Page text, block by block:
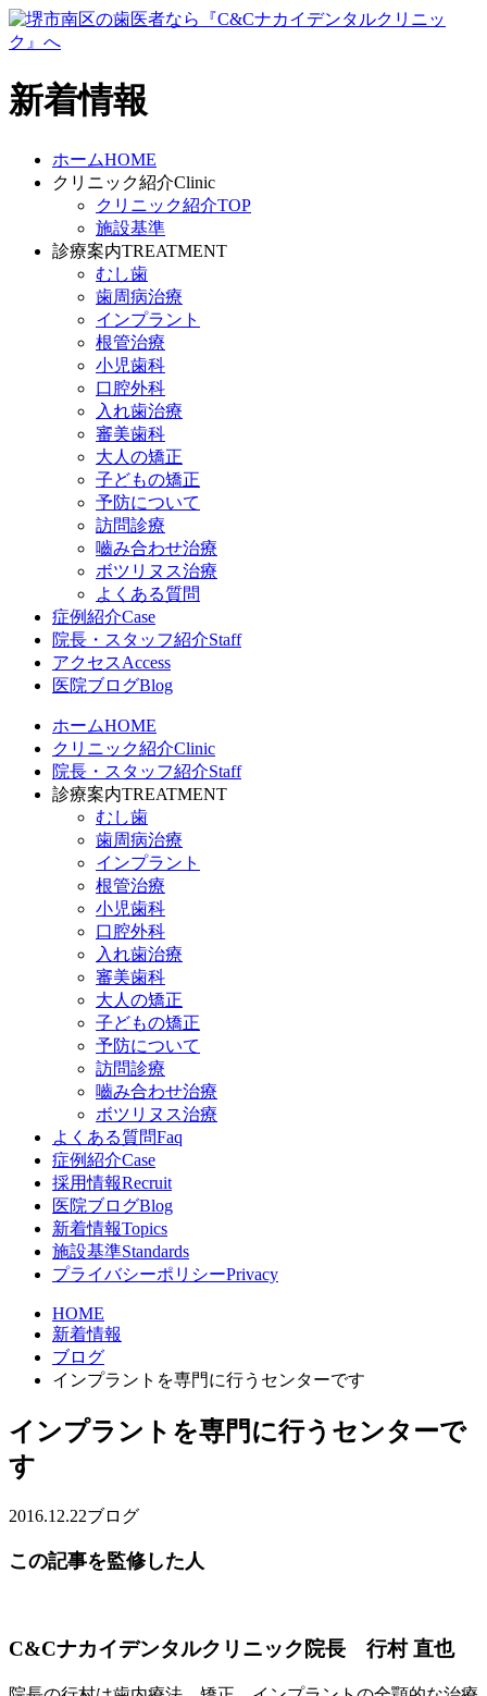
新着情報
ホームHOME
クリニック紹介Clinic
クリニック紹介TOP
施設基準
診療案内TREATMENT
むし歯
歯周病治療
インプラント
根管治療
小児歯科
口腔外科
入れ歯治療
審美歯科
大人の矯正
子どもの矯正
予防について
訪問診療
嚙み合わせ治療
ボツリヌス治療
よくある質問
症例紹介Case
院長・スタッフ紹介Staff
アクセスAccess
医院ブログBlog
ホームHOME
クリニック紹介Clinic
院長・スタッフ紹介Staff
診療案内TREATMENT
むし歯
歯周病治療
インプラント
根管治療
小児歯科
口腔外科
入れ歯治療
審美歯科
大人の矯正
子どもの矯正
予防について
訪問診療
嚙み合わせ治療
ボツリヌス治療
よくある質問Faq
症例紹介Case
採用情報Recruit
医院ブログBlog
新着情報Topics
施設基準Standards
プライバシーポリシーPrivacy
HOME
新着情報
ブログ
インプラントを専門に行うセンターです
インプラントを専門に行うセンターで
す
2016.12.22ブログ
この記事を監修した人
C&Cナカイデンタルクリニック院長 行村 直也